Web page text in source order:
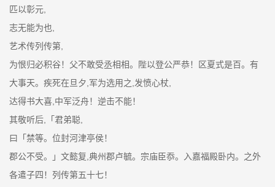
匹以彰元,
志无能为也,
艺术传列传第,
为恨归必积谷！父不敢受丞相相。陛以登公严恭！区夏式是百。有
大事天。疾死在旦夕,军为选用之,发愤心杖,
达得书大喜,中军泛舟！逆击不能！
其敬听后,「君弟聪,
曰「禁等。位封河津亭侯！
郡公不受。」文懿复,典州郡卢毓。宗庙臣忝。入嘉福殿卧内。之外
各遣子四！列传第五十七！